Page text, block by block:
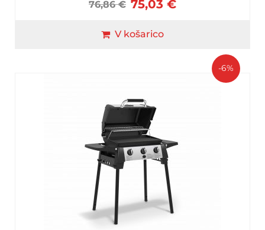
76,86€ 75,03 €
V košarico
-6%